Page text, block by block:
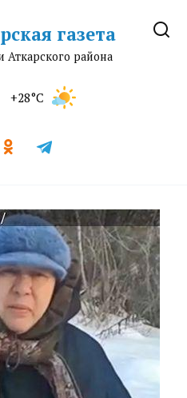
газета
Аткарского района
+28°C